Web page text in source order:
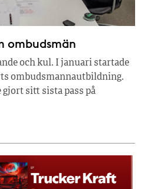
ombudsmän
och kul. I januari startade
ombudsmannautbildning.
gjort sitt sista pass på